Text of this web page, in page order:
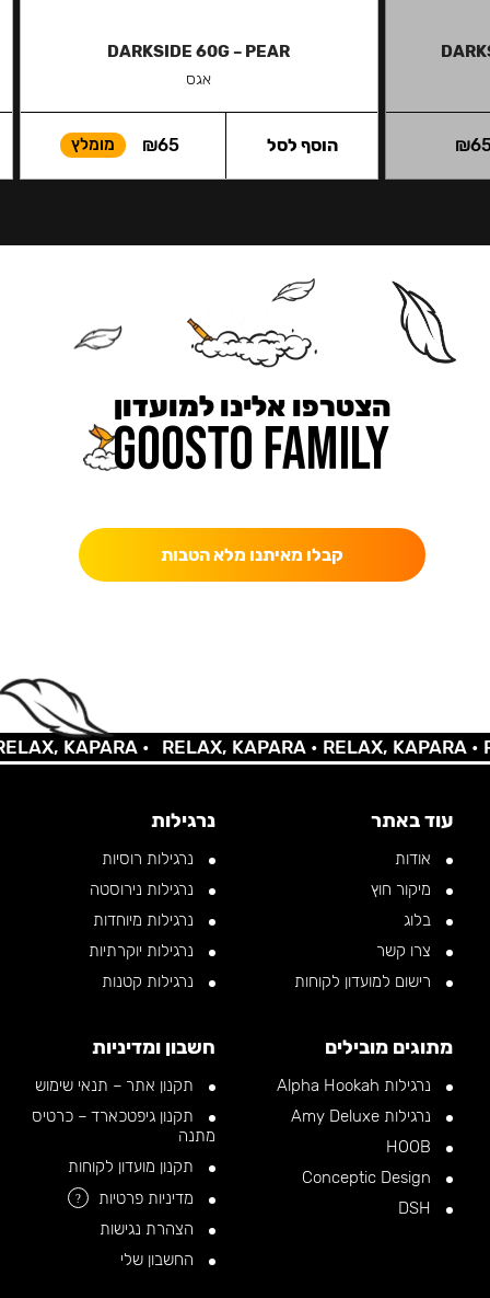
₪
DARKSIDE 60G – PEAR
אגס
₪65 מומלץ הוסף לסל
הצטרפו אלינו למועדון
קבלו מאיתנו מלא הטבות
KAPARA • RELAX, KAPARA •RELAX, KAPARA •
עוד באתר
אודות
מיקור חוץ
בלוג
צרו קשר
רישום למועדון לקוחות
נרגילות
נרגילות רוסיות
נרגילות נירוסטה
נרגילות מיוחדות
נרגילות יוקרתיות
נרגילות קטנות
מתוגים מובילים
נרגילות Alpha Hookah
נרגילות Amy Deluxe
חשבון ומדיניות
תקנון אתר – תנאי שימוש
תקנון גיפטכארד – כרטיס
מתנה
תקנון מועדון לקוחות
מדיניות פרטיות
?
הצהרת נגישות
החשבון שלי